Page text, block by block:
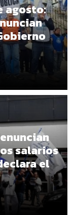
agosto:
salarios
el